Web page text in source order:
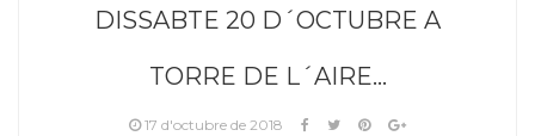
DISSABTE 20 D´OCTUBRE A
TORRE DE L´AIRE…
17 d'octubre de 2018